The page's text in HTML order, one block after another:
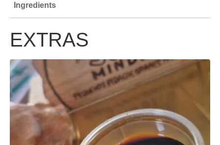
Ingredients
EXTRAS